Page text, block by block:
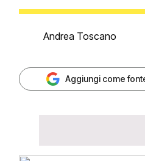
Andrea Toscano
Aggiungi come